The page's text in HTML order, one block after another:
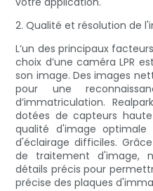
2. Qualité et résolution de
L’un des principaux
choix d’une caméra LPR
son image. Des images
pour une
d’immatriculation.
dotées de capteurs
qualité d'image
d'éclairage difficiles.
de traitement d'image,
détails précis pour
précise des plaques